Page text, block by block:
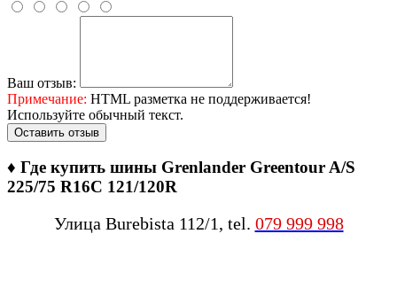
Ваш отзыв:
Примечание: HTML разметка не поддерживается!
Используйте обычный текст.
Оставить отзыв
♦ Где купить шины Grenlander Greentour A/S
225/75 R16C 121/120R
Улица Burebista 112/1, tel. 079 999 998